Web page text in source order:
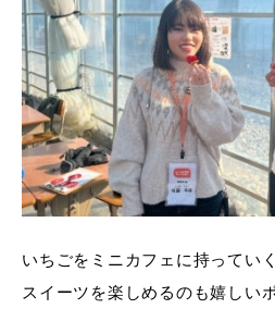
いちごをミニカフェに持ってい
スイーツを楽しめるのも嬉しい